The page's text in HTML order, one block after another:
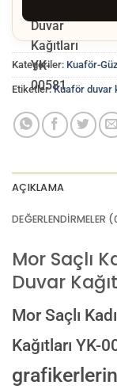
ChatGPT
baskı kalitesine
GÖRSEL LINKI
E-posta ile de
Kategoriler: Kuaför-
Etiketler:Kuaför duvar
AÇIKLAMA
DEĞERLENDIRMELER
Mor Saçlı
Duvar
Mor Saçlı
Kağıtları YK-